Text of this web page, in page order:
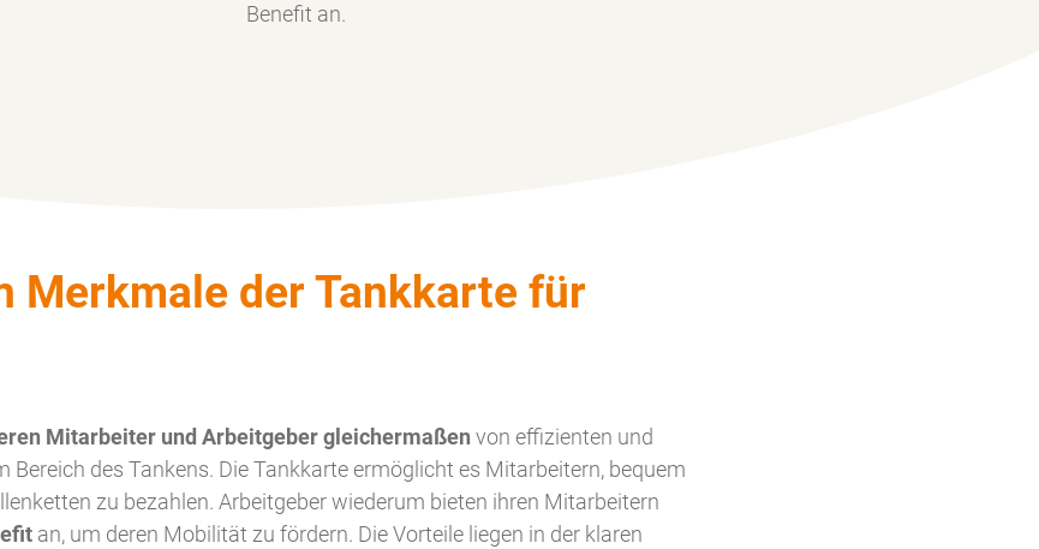
Benefit an.
Merkmale der Tankkarte für
Mitarbeiter und Arbeitgeber gleichermaßen von effizienten und
Bereich des Tankens. Die Tankkarte ermöglicht es Mitarbeitern, bequem
zu bezahlen. Arbeitgeber wiederum bieten ihren Mitarbeitern
an, um deren Mobilität zu fördern. Die Vorteile liegen in der klaren